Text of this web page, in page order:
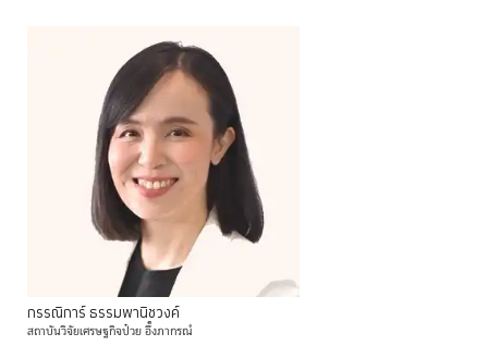
กรรณิการ์ธรรมพานิชวงค์
สถาบันวิจัยเศรษฐกิจป๋วยอึ๊งภากรณ์